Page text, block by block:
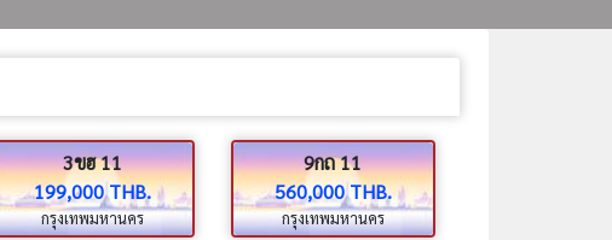
3ขฮ 11
199,000 THB.
กรุงเทพมหานคร
9กถ 11
560,000 THB.
กรุงเทพมหานคร